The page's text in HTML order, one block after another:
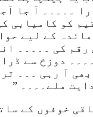
۔۔۔۔۔ آ جا
کو کامیابی
کے لیے
کی ۔۔۔۔۔
دوزخ سے
آ رہی ۔۔۔
ملے۔۔۔۔ ”
خوفوں کے